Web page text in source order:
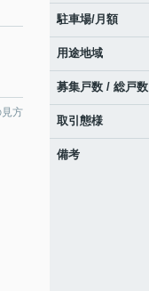
方
駐車場/月額
用途地域
募集戸数 / 総戸数
取引態様
備考